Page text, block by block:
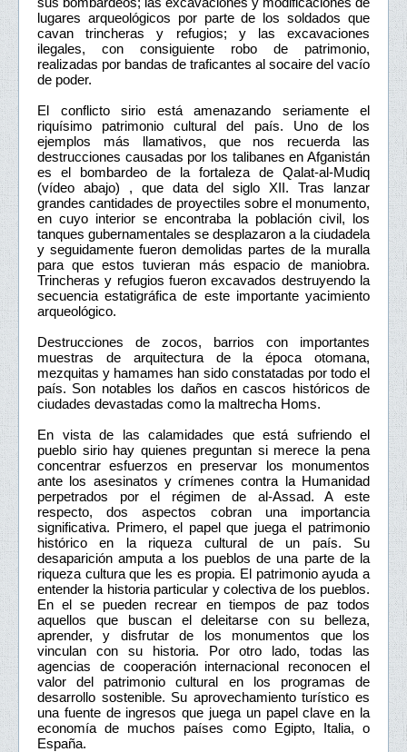
lugares arqueológicos por parte de los soldados que
cavan trincheras y refugios; y las excavaciones
ilegales, con consiguiente robo de patrimonio,
realizadas por bandas de traficantes al socaire del vacío
de poder.
El conflicto sirio está amenazando seriamente el
riquísimo patrimonio cultural del país. Uno de los
ejemplos más llamativos, que nos recuerda las
destrucciones causadas por los talibanes en Afganistán
es el bombardeo de la fortaleza de Qalat-al-Mudiq
(vídeo abajo) , que data del siglo XII. Tras lanzar
grandes cantidades de proyectiles sobre el monumento,
en cuyo interior se encontraba la población civil, los
tanques gubernamentales se desplazaron a la ciudadela
y seguidamente fueron demolidas partes de la muralla
para que estos tuvieran más espacio de maniobra.
Trincheras y refugios fueron excavados destruyendo la
secuencia estatigráfica de este importante yacimiento
arqueológico.
Destrucciones de zocos, barrios con importantes
muestras de arquitectura de la época otomana,
mezquitas y hamames han sido constatadas por todo el
país. Son notables los daños en cascos históricos de
ciudades devastadas como la maltrecha Homs.
En vista de las calamidades que está sufriendo el
pueblo sirio hay quienes preguntan si merece la pena
concentrar esfuerzos en preservar los monumentos
ante los asesinatos y crímenes contra la Humanidad
perpetrados por el régimen de al-Assad. A este
respecto, dos aspectos cobran una importancia
significativa. Primero, el papel que juega el patrimonio
histórico en la riqueza cultural de un país. Su
desaparición amputa a los pueblos de una parte de la
riqueza cultura que les es propia. El patrimonio ayuda a
entender la historia particular y colectiva de los pueblos.
En el se pueden recrear en tiempos de paz todos
aquellos que buscan el deleitarse con su belleza,
aprender, y disfrutar de los monumentos que los
vinculan con su historia. Por otro lado, todas las
agencias de cooperación internacional reconocen el
valor del patrimonio cultural en los programas de
desarrollo sostenible. Su aprovechamiento turístico es
una fuente de ingresos que juega un papel clave en la
economía de muchos países como Egipto, Italia, o
España.